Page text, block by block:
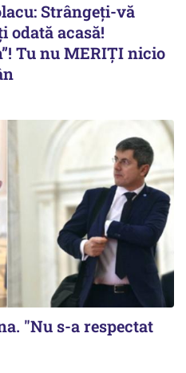
Strângeți-vă
acasă!
Tu nu MERIȚI nicio
"Nu s-a respectat